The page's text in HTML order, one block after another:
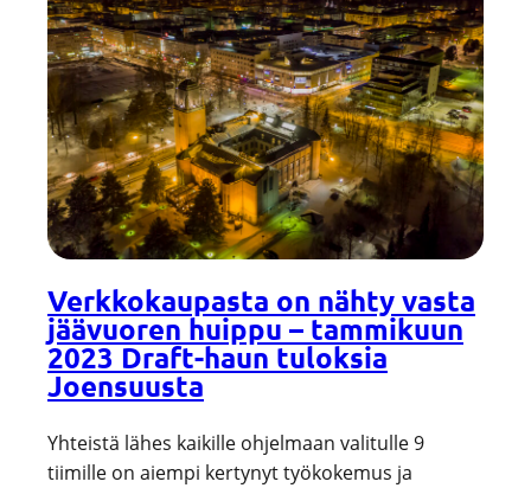
Verkkokaupasta on nähty vasta
jäävuoren huippu – tammikuun
2023 Draft-haun tuloksia
Joensuusta
Yhteistä lähes kaikille ohjelmaan valitulle 9
tiimille on aiempi kertynyt työkokemus ja